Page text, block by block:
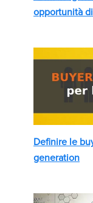
opportunità
Definire le
generation